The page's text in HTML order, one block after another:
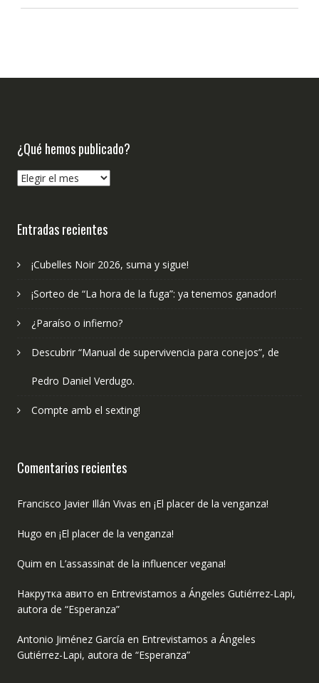
¿Qué hemos publicado?
¿Qué
Entradas recientes
¡Cubelles Noir 2026, suma y sigue!
¡Sorteo de “La hora de la fuga”: ya tenemos ganador!
¿Paraíso o infierno?
Descubrir “Manual de supervivencia para conejos”, de
Pedro Daniel Verdugo.
Compte amb el sexting!
Comentarios recientes
Francisco Javier Illán Vivas en ¡El placer de la venganza!
Hugo en ¡El placer de la venganza!
Quim en L’assassinat de la influencer vegana!
Накрутка авито en Entrevistamos a Ángeles Gutiérrez-Lapi,
autora de “Esperanza”
Antonio Jiménez García en Entrevistamos a Ángeles
Gutiérrez-Lapi, autora de “Esperanza”